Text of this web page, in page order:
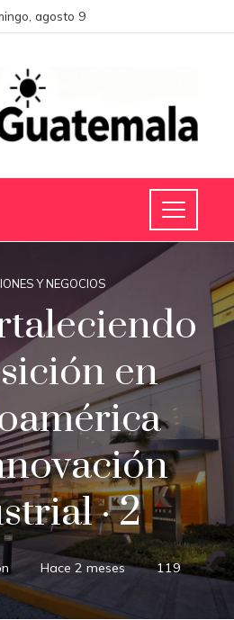
agosto 9
Y NEGOCIOS
en
· 2
Hace 2 meses 119